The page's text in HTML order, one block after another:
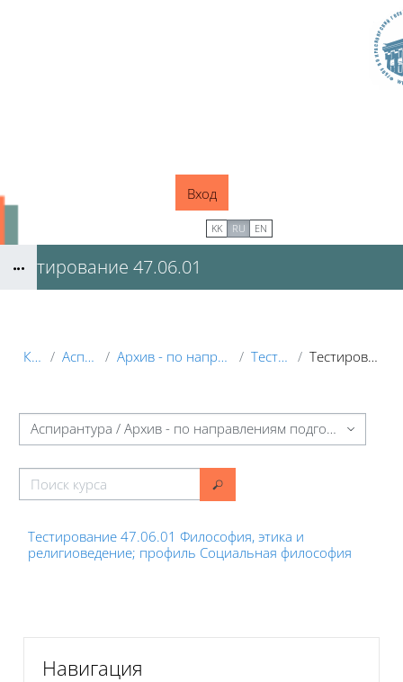
Вход
KK RU EN
Тестирование 47.06.01
Курсы Аспирантура Архив - по направлениям подготовки Тестирование Тестирование 47.06.01
Категории курсов
Поиск курса
Поиск курса
Тестирование 47.06.01 Философия, этика и
религиоведение; профиль Социальная философия
Навигация